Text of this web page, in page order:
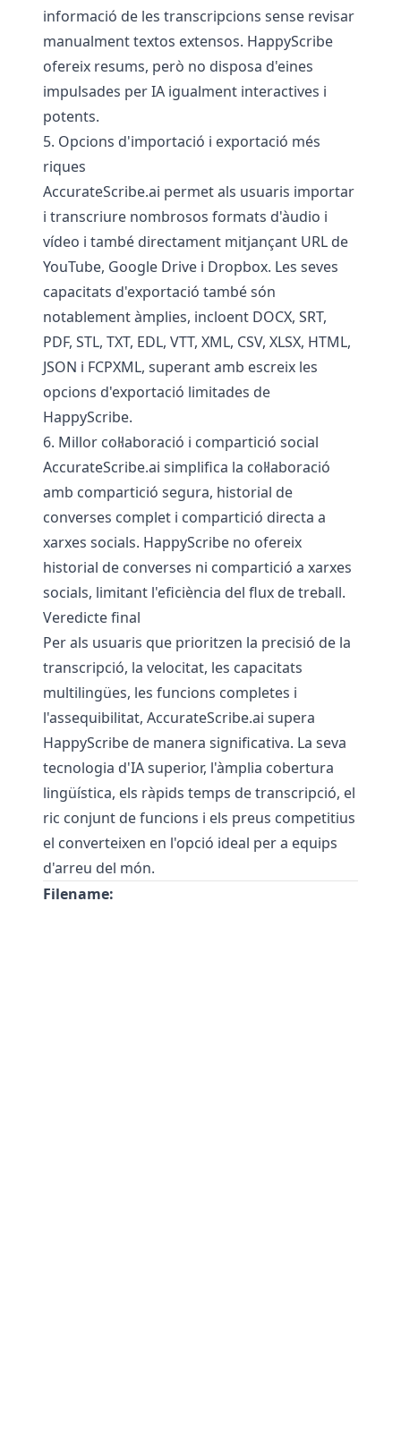
informació de les transcripcions sense revisar
manualment textos extensos. HappyScribe
ofereix resums, però no disposa d'eines
impulsades per IA igualment interactives i
potents.
5. Opcions d'importació i exportació més
riques
AccurateScribe.ai permet als usuaris importar
i transcriure nombrosos formats d'àudio i
vídeo i també directament mitjançant URL de
YouTube, Google Drive i Dropbox. Les seves
capacitats d'exportació també són
notablement àmplies, incloent DOCX, SRT,
PDF, STL, TXT, EDL, VTT, XML, CSV, XLSX, HTML,
JSON i FCPXML, superant amb escreix les
opcions d'exportació limitades de
HappyScribe.
6. Millor col·laboració i compartició social
AccurateScribe.ai simplifica la col·laboració
amb compartició segura, historial de
converses complet i compartició directa a
xarxes socials. HappyScribe no ofereix
historial de converses ni compartició a xarxes
socials, limitant l'eficiència del flux de treball.
Veredicte final
Per als usuaris que prioritzen la precisió de la
transcripció, la velocitat, les capacitats
multilingües, les funcions completes i
l'assequibilitat, AccurateScribe.ai supera
HappyScribe de manera significativa. La seva
tecnologia d'IA superior, l'àmplia cobertura
lingüística, els ràpids temps de transcripció, el
ric conjunt de funcions i els preus competitius
el converteixen en l'opció ideal per a equips
d'arreu del món.
Filename: